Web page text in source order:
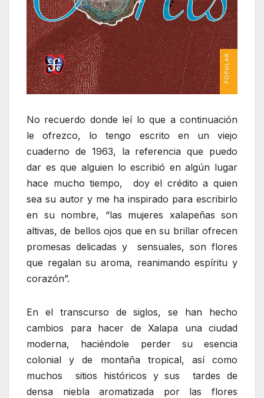
No recuerdo donde leí lo que a continuación
le ofrezco, lo tengo escrito en un viejo
cuaderno de 1963, la referencia que puedo
dar es que alguien lo escribió en algún lugar
hace mucho tiempo, doy el crédito a quien
sea su autor y me ha inspirado para escribirlo
en su nombre, “las mujeres xalapeñas son
altivas, de bellos ojos que en su brillar ofrecen
promesas delicadas y sensuales, son flores
que regalan su aroma, reanimando espíritu y
corazón”.
En el transcurso de siglos, se han hecho
cambios para hacer de Xalapa una ciudad
moderna, haciéndole perder su esencia
colonial y de montaña tropical, así como
muchos sitios históricos y sus tardes de
densa niebla aromatizada por las flores